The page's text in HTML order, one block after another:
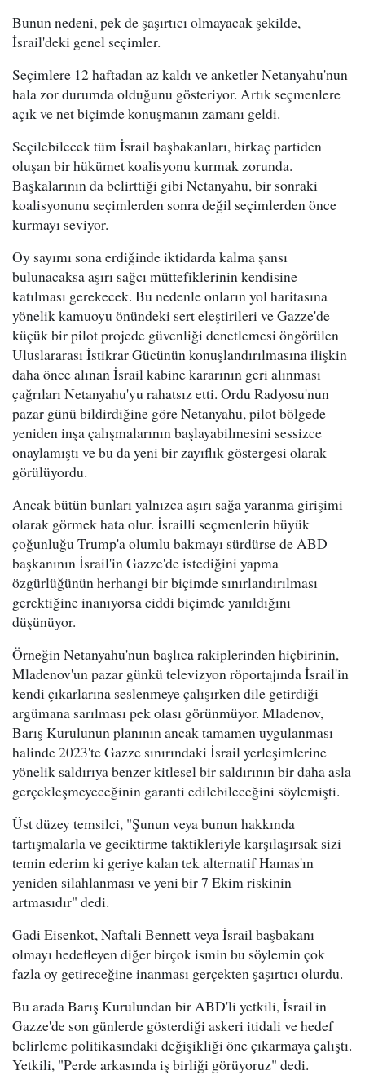
Bunun nedeni, pek de şaşırtıcı olmayacak şekilde,
İsrail'deki genel seçimler.
Seçimlere 12 haftadan az kaldı ve anketler Netanyahu'nun
hala zor durumda olduğunu gösteriyor. Artık seçmenlere
açık ve net biçimde konuşmanın zamanı geldi.
Seçilebilecek tüm İsrail başbakanları, birkaç partiden
oluşan bir hükümet koalisyonu kurmak zorunda.
Başkalarının da belirttiği gibi Netanyahu, bir sonraki
koalisyonunu seçimlerden sonra değil seçimlerden önce
kurmayı seviyor.
Oy sayımı sona erdiğinde iktidarda kalma şansı
bulunacaksa aşırı sağcı müttefiklerinin kendisine
katılması gerekecek. Bu nedenle onların yol haritasına
yönelik kamuoyu önündeki sert eleştirileri ve Gazze'de
küçük bir pilot projede güvenliği denetlemesi öngörülen
Uluslararası İstikrar Gücünün konuşlandırılmasına ilişkin
daha önce alınan İsrail kabine kararının geri alınması
çağrıları Netanyahu'yu rahatsız etti. Ordu Radyosu'nun
pazar günü bildirdiğine göre Netanyahu, pilot bölgede
yeniden inşa çalışmalarının başlayabilmesini sessizce
onaylamıştı ve bu da yeni bir zayıflık göstergesi olarak
görülüyordu.
Ancak bütün bunları yalnızca aşırı sağa yaranma girişimi
olarak görmek hata olur. İsrailli seçmenlerin büyük
çoğunluğu Trump'a olumlu bakmayı sürdürse de ABD
başkanının İsrail'in Gazze'de istediğini yapma
özgürlüğünün herhangi bir biçimde sınırlandırılması
gerektiğine inanıyorsa ciddi biçimde yanıldığını
düşünüyor.
Örneğin Netanyahu'nun başlıca rakiplerinden hiçbirinin,
Mladenov'un pazar günkü televizyon röportajında İsrail'in
kendi çıkarlarına seslenmeye çalışırken dile getirdiği
argümana sarılması pek olası görünmüyor. Mladenov,
Barış Kurulunun planının ancak tamamen uygulanması
halinde 2023'te Gazze sınırındaki İsrail yerleşimlerine
yönelik saldırıya benzer kitlesel bir saldırının bir daha asla
gerçekleşmeyeceğinin garanti edilebileceğini söylemişti.
Üst düzey temsilci, "Şunun veya bunun hakkında
tartışmalarla ve geciktirme taktikleriyle karşılaşırsak sizi
temin ederim ki geriye kalan tek alternatif Hamas'ın
yeniden silahlanması ve yeni bir 7 Ekim riskinin
artmasıdır" dedi.
Gadi Eisenkot, Naftali Bennett veya İsrail başbakanı
olmayı hedefleyen diğer birçok ismin bu söylemin çok
fazla oy getireceğine inanması gerçekten şaşırtıcı olurdu.
Bu arada Barış Kurulundan bir ABD'li yetkili, İsrail'in
Gazze'de son günlerde gösterdiği askeri itidali ve hedef
belirleme politikasındaki değişikliği öne çıkarmaya çalıştı.
Yetkili, "Perde arkasında iş birliği görüyoruz" dedi.